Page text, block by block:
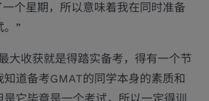
个星期，所以意味着我在同时准备
。”
大收获就是得踏实备考，得有一个节
道备考GMAT的同学本身的素质和